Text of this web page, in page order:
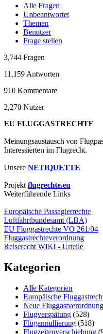
Alle Fragen
Unbeantwortet
Themen
Benutzer
Frage stellen
3,744 Fragen
11,159 Antworten
910 Kommentare
2,270 Nutzer
EU FLUGGASTRECHTE
Meinungsaustausch von
Interessierten im Flugrecht.
Unsere NETIQUETTE
Projekt flugrechte.eu
Weiterführende Links
Europäische Passagierrechte
Luftfahrtbundesamt (LBA)
EU Fluggastrechte VO 261/04
Fluggastrechteverordnung
Reiserecht WIKI - Urteile
Kategorien
Alle Kategorien
Europäische
Neue Fluggastverordnung
Flugverspätung (528)
Flugannullierung (518)
Flugzeitenverschiebung